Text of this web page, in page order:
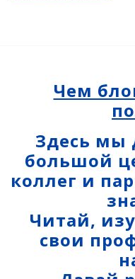
CHCNAV
Trimble
Spectra Precision
Оптика
Тахеометры
Нивелиры
Чем
Здесь мы
большой
коллег и
Читай,
свои